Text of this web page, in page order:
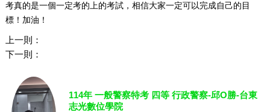
考真的是一個一定考的上的考試，相信大家一定可以完成自己的目
標！加油！
上一則：
下一則：
114年 一般警察特考 四等 行政警察-邱O勝-台東
志光數位學院